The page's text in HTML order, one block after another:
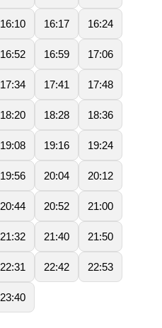
16:10 16:17 16:24
16:52 16:59 17:06
17:34 17:41 17:48
18:20 18:28 18:36
19:08 19:16 19:24
19:56 20:04 20:12
20:44 20:52 21:00
21:32 21:40 21:50
22:31 22:42 22:53
23:40